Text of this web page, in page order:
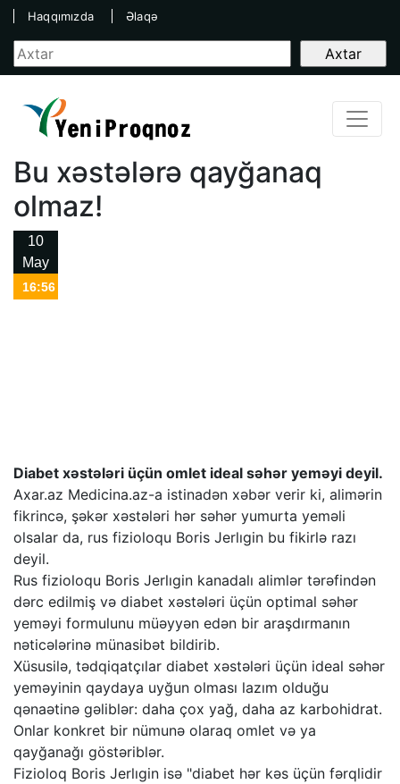
Haqqımızda Əlaqə
Bu xəstələrə qayğanaq
olmaz!
10
May
16:56
Diabet xəstələri üçün omlet ideal səhər yeməyi deyil.
Axar.az Medicina.az-a istinadən xəbər verir ki, alimərin
fikrincə, şəkər xəstələri hər səhər yumurta yeməli
olsalar da, rus fizioloqu Boris Jerlıgin bu fikirlə razı
deyil.
Rus fizioloqu Boris Jerlıgin kanadalı alimlər tərəfindən
dərc edilmiş və diabet xəstələri üçün optimal səhər
yeməyi formulunu müəyyən edən bir araşdırmanın
nəticələrinə münasibət bildirib.
Xüsusilə, tədqiqatçılar diabet xəstələri üçün ideal səhər
yeməyinin qaydaya uyğun olması lazım olduğu
qənaətinə gəliblər: daha çox yağ, daha az karbohidrat.
Onlar konkret bir nümunə olaraq omlet və ya
qayğanağı göstəriblər.
Fizioloq Boris Jerlıgin isə "diabet hər kəs üçün fərqlidir